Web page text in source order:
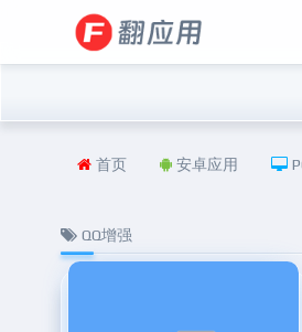
首页 安卓应用
QQ增强